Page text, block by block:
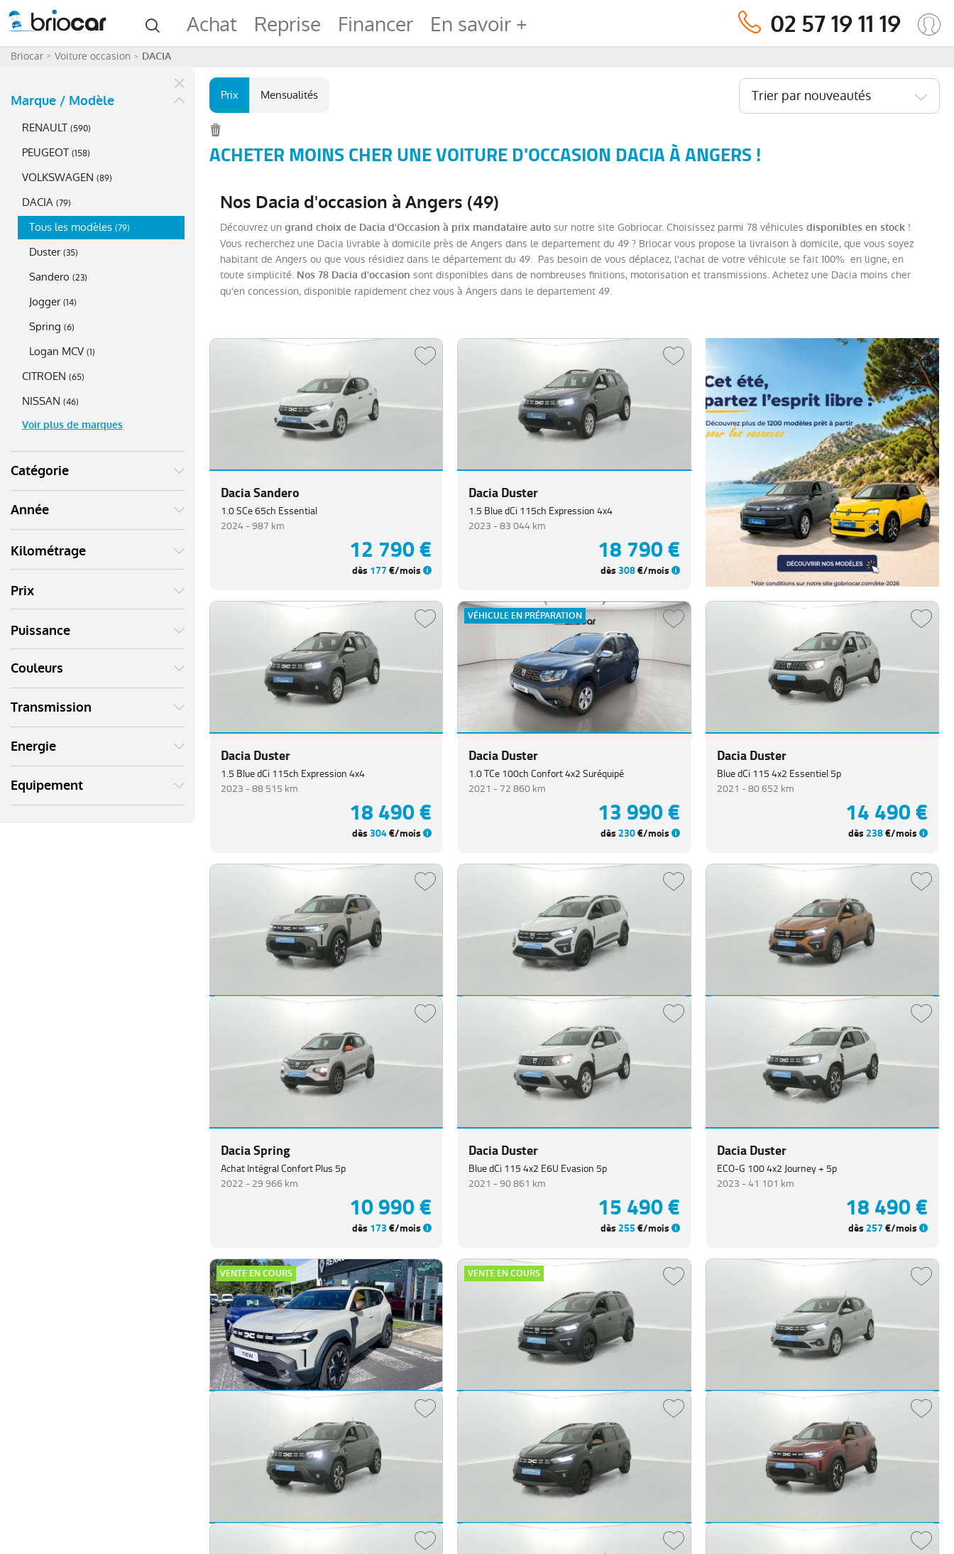
Achat Reprise Financer En savoir + 02 57 19 11 19
Briocar Voiture occasion DACIA
Marque / Modèle
RENAULT (590)
PEUGEOT (158)
VOLKSWAGEN (89)
DACIA (79)
Tous les modèles (79)
Duster (35)
Sandero (23)
Jogger (14)
Spring (6)
Logan MCV (1)
CITROEN (65)
NISSAN (46)
Voir plus de marques
Catégorie
Année
Kilométrage
Prix
Puissance
Couleurs
Transmission
Energie
Equipement
Prix Mensualités Trier par nouveautés
ACHETER MOINS CHER UNE VOITURE D'OCCASION DACIA À ANGERS !
Nos Dacia d'occasion à Angers (49)
Découvrez un grand choix de Dacia d'Occasion à prix mandataire auto sur notre site Gobriocar. Choisissez parmi 78 véhicules disponibles en stock !
Vous recherchez une Dacia livrable à domicile près de Angers dans le departement du 49 ? Briocar vous propose la livraison à domicile, que vous soyez
habitant de Angers ou que vous résidiez dans le département du 49. Pas besoin de vous déplacez, l'achat de votre véhicule se fait 100% en ligne, en
toute simplicité. Nos 78 Dacia d'occasion sont disponibles dans de nombreuses finitions, motorisation et transmissions. Achetez une Dacia moins cher
qu'en concession, disponible rapidement chez vous à Angers dans le departement 49.
Dacia Sandero
1.0 SCe 65ch Essential
2024 -987 km
12 790 €
dès 177€/mois
Dacia Duster
1.5 Blue dCi 115ch Expression 4x4
2023 -83 044 km
18 790 €
dès308€/mois
Dacia Duster
1.5 Blue dCi 115ch Expression 4x4
2023 -88 515 km
18 490 €
dès304€/mois
VÉHICULE EN PRÉPARATION
Dacia Duster
1.0 TCe 100ch Confort 4x2 Suréquipé
2021 -72 860 km
13 990 €
dès 230€/mois
Dacia Duster
Blue dCi 115 4x2 Essentiel 5p
2021 -80 652 km
14 490 €
dès 238€/mois
Hybrid 140 Extreme 5p
17 985 km
25 990 €
ECO-G 100 5 places SL Extreme + 5p
67 974 km
15 490 €
dès
TCe 90 Stepway Confort 5p
39 823 km
13 990 €
dès
Dacia Spring
Achat Intégral Confort Plus 5p
2022 -29 966 km
10 990 €
dès 173€/mois
Dacia Duster
Blue dCi 115 4x2 E6U Evasion 5p
2021 -90 861 km
15 490 €
dès 255€/mois
Dacia Duster
ECO-G 100 4x2 Journey + 5p
2023 -41 101 km
18 490 €
dès 257€/mois
VENTE EN COURS
Hybrid 140 Extreme 5p
1 300 km
27 190 €
dès
VENTE EN COURS
ECO-G 100 7 places SL Extreme + 5p
64 577 km
17 090 €
dès
TCe 90 Expression 5p
32 329 km
14 490 €
dès